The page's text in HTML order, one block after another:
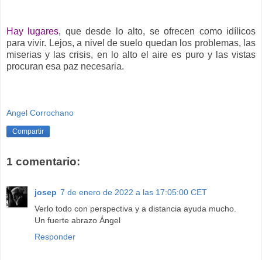
Hay lugares, que desde lo alto, se ofrecen como idílicos
para vivir. Lejos, a nivel de suelo quedan los problemas, las
miserias y las crisis, en lo alto el aire es puro y las vistas
procuran esa paz necesaria.
Angel Corrochano
Compartir
1 comentario:
josep 7 de enero de 2022 a las 17:05:00 CET
Verlo todo con perspectiva y a distancia ayuda mucho.
Un fuerte abrazo Ángel
Responder